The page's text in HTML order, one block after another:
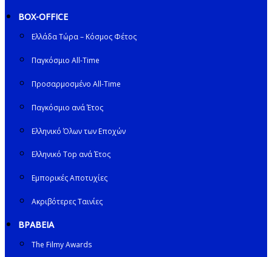
BOX-OFFICE
Ελλάδα Τώρα – Κόσμος Φέτος
Παγκόσμιο All-Time
Προσαρμοσμένο All-Time
Παγκόσμιο ανά Έτος
Ελληνικό Όλων των Εποχών
Ελληνικό Top ανά Έτος
Εμπορικές Αποτυχίες
Ακριβότερες Ταινίες
ΒΡΑΒΕΙΑ
The Filmy Awards